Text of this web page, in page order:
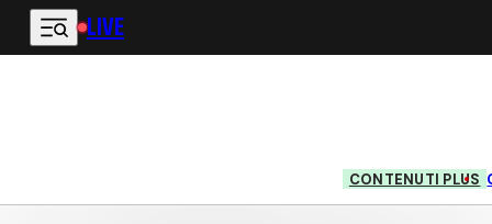
Vai al contenuto principale
LIVE
CONTENUTI PLUS